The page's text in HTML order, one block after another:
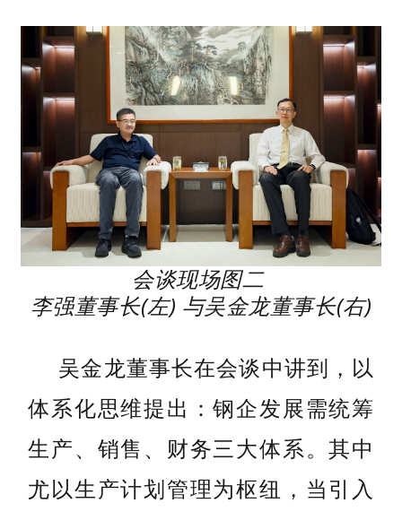
会谈现场图二
李强董事长(左) 与吴金龙董事长(右)
吴金龙董事长在会谈中讲到，以
体系化思维提出：钢企发展需统筹
生产、销售、财务三大体系。其中
尤以生产计划管理为枢纽，当引入